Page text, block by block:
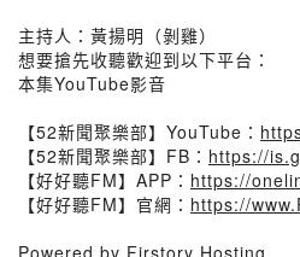
主持人：黃揚明（剝雞）
想要搶先收聽歡迎到以下平台：
本集YouTube影音
【52新聞聚樂部】YouTube：
【52新聞聚樂部】FB： https://
【好好聽FM】APP： https://
【好好聽FM】官網： https://
Powered by Firstory Hosting